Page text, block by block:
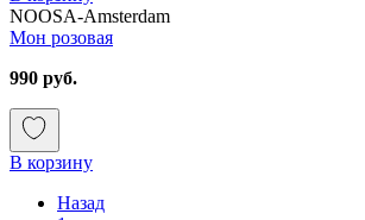
NOOSA-Amsterdam
Мон розовая
990 руб.
В корзину
Назад